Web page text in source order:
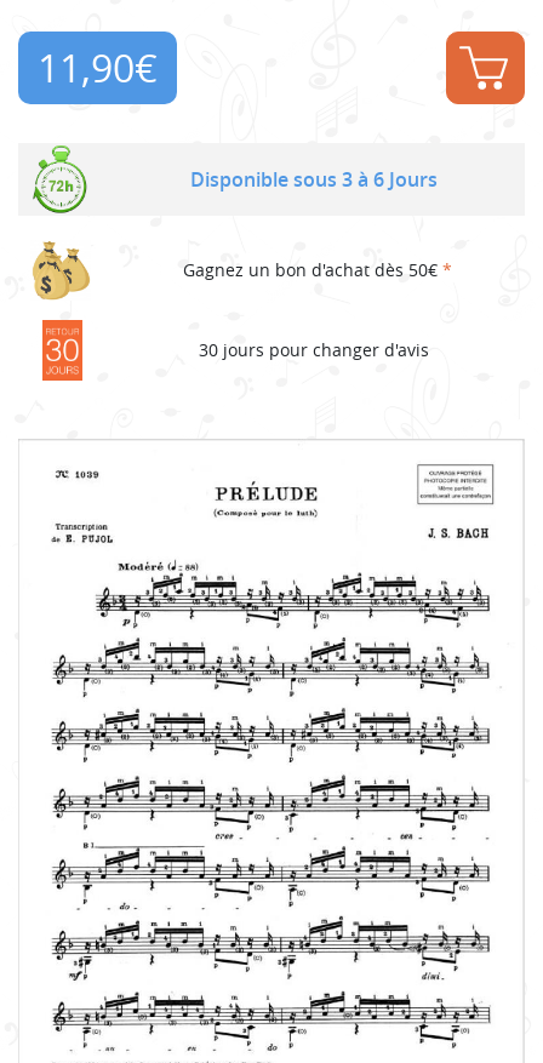
11,90€
Disponible sous 3 à 6 Jours
Gagnez un bon d'achat dès 50€ *
30 jours pour changer d'avis